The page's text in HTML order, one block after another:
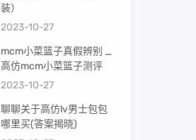
装）
2023-10-27
mcm小菜篮子真假辨别 _
高仿mcm小菜篮子测评
2023-10-27
聊聊关于高仿lv男士包包
哪里买(答案揭晓)